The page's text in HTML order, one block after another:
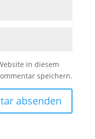
in diesem
speichern.